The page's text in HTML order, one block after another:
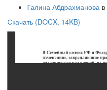
Галина Абдрахманова в
Скачать (DOCX, 14KB)